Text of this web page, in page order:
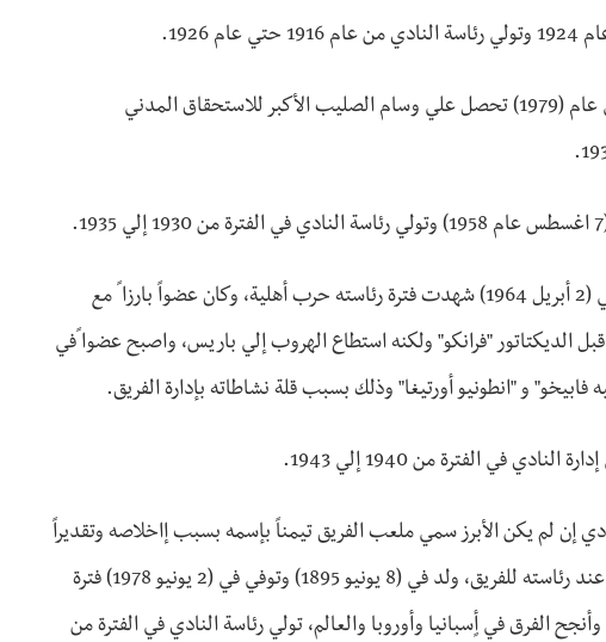
•لويس دي أرقويو: ولد في (28 فبراير عام 1899) وتوفي في عام (1979) تحصل علي وسام الصليب الأكبر للاستحقاق المدني
•رفاييل سانتشيث غيرا: (ولد في 28 أكتوبر 1897) وتوفي في (2 أبريل 1964) شهدت فترة رئاسته حرب أهلية، وكان عضواً بارزا ً مع
"فرانكو" ولكنه استطاع الهروب إلي باريس، واصبح عضوا ًفي
و "انطونيو أورتيغا" وذلك بسبب قلة نشاطاته بإدارة الفريق.
إن لم يكن الأبرز سمي ملعب الفريق تيمناً بإسمه بسبب إاخلاصه وتقديراً
لجهده للنادي، كان لاعباً بارزاً في صفوف الفريق كما الحال عند رئاسته للفريق، ولد في (8 يونيو 1895) وتوفي في (2 يونيو 1978) فترة
الفرق في أٍسبانيا وأوروبا والعالم، تولي رئاسة النادي في الفترة من